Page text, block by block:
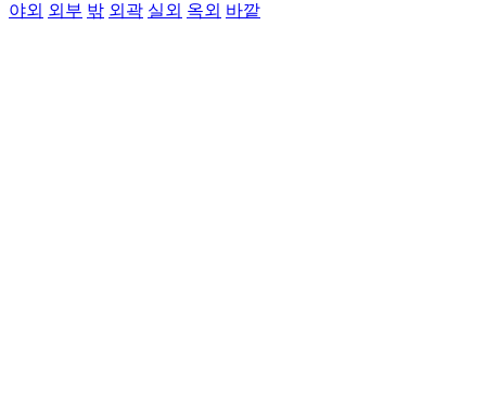
야외 외부 밖 외곽 실외 옥외 바깥